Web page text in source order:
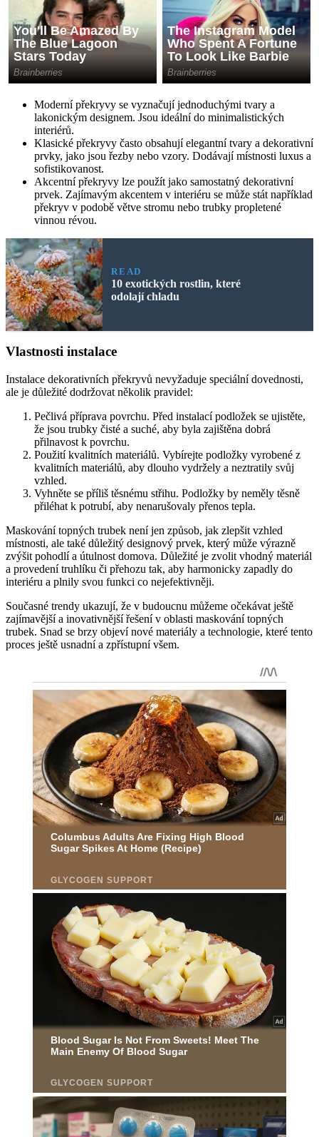
Moderní překryvy se vyznačují jednoduchými tvary a
lakonickým designem. Jsou ideální do minimalistických
interiérů.
Klasické překryvy často obsahují elegantní tvary a dekorativní
prvky, jako jsou řezby nebo vzory. Dodávají místnosti luxus a
sofistikovanost.
Akcentní překryvy lze použít jako samostatný dekorativní
prvek. Zajímavým akcentem v interiéru se může stát například
překryv v podobě větve stromu nebo trubky propletené
vinnou révou.
READ
10 exotických rostlin, které
odolají chladu
Vlastnosti instalace
Instalace dekorativních překryvů nevyžaduje speciální dovednosti,
ale je důležité dodržovat několik pravidel:
Pečlivá příprava povrchu. Před instalací podložek se ujistěte,
že jsou trubky čisté a suché, aby byla zajištěna dobrá
přilnavost k povrchu.
Použití kvalitních materiálů. Vybírejte podložky vyrobené z
kvalitních materiálů, aby dlouho vydržely a neztratily svůj
vzhled.
Vyhněte se příliš těsnému střihu. Podložky by neměly těsně
přiléhat k potrubí, aby nenarušovaly přenos tepla.
Maskování topných trubek není jen způsob, jak zlepšit vzhled
místnosti, ale také důležitý designový prvek, který může výrazně
zvýšit pohodlí a útulnost domova. Důležité je zvolit vhodný materiál
a provedení truhlíku či přehozu tak, aby harmonicky zapadly do
interiéru a plnily svou funkci co nejefektivněji.
Současné trendy ukazují, že v budoucnu můžeme očekávat ještě
zajímavější a inovativnější řešení v oblasti maskování topných
trubek. Snad se brzy objeví nové materiály a technologie, které tento
proces ještě usnadní a zpřístupní všem.